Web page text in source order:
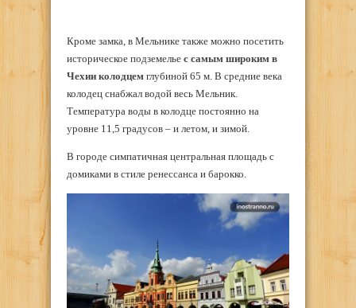
Кроме замка, в Мельнике также можно посетить
историческое подземелье с самым широким в
Чехии колодцем глубиной 65 м. В средние века
колодец снабжал водой весь Мельник.
Температура воды в колодце постоянно на
уровне 11,5 градусов – и летом, и зимой.
В городе симпатичная центральная площадь с
домиками в стиле ренессанса и барокко.